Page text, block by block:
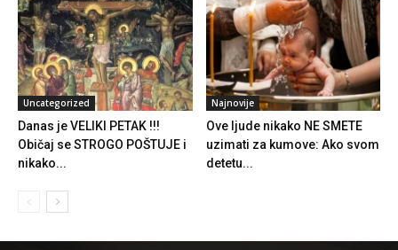
Uncategorized
Danas je VELIKI PETAK !!!
Običaj se STROGO POŠTUJE i
nikako...
Najnovije
Ove ljude nikako NE SMETE
uzimati za kumove: Ako svom
detetu...